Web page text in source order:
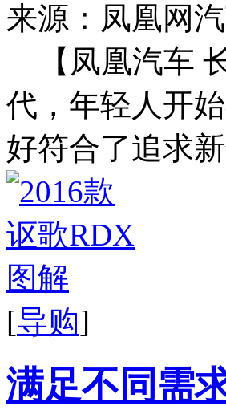
来源：凤凰网
【凤凰汽车
代，年轻人开
好符合了追求
[导购]
满足不同需